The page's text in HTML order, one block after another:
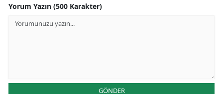
Yorum Yazın (500 Karakter)
GÖNDER